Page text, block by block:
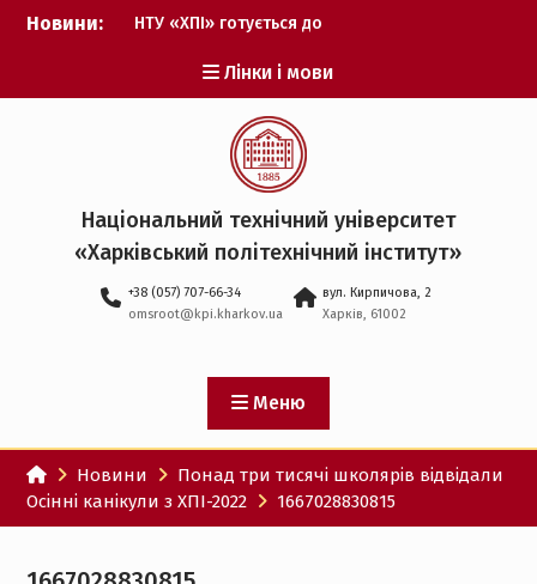
Перейти
Новини:
НТУ «ХПІ» готується до
Музичні таланти ХПІ
запрошуються на
Всеукраїнський
фестиваль «Червона
рута – 2027»
ХПІ уклав угоду про
партнерство з ДержНДІ
технологій кібербезпеки
Головнокомандувачем
Збройних Сил України
участю ХПІ обговорили
перспективи українсько-
іспанського
технологічного
партнерства
Лінки і мови
Національний технічний університет
«Харківський політехнічний iнститут»
+38 (057) 707-66-34
omsroot@kpi.kharkov.ua
вул. Кирпичова, 2
Харків, 61002
Меню
Новини
Понад три тисячі школярів відвідали
Осінні канікули з ХПІ-2022
1667028830815